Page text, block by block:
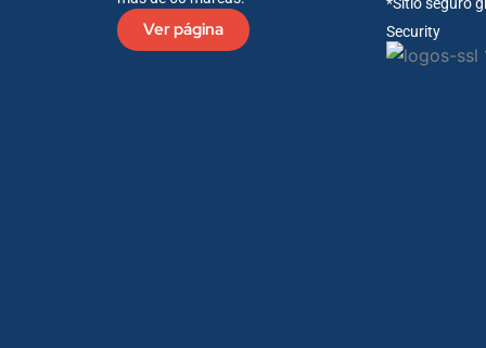
Ver página
*Sitio seguro
Security